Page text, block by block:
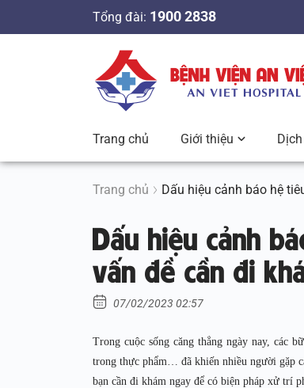
n
Tổng đài: 1900 2838
Trang chủ Giới thiệu
Trang chủ Dấu hiệu cảnh báo hệ
Dấu hiệu cảnh
vấn đề cần đi
07/02/2023 02:57
Trong cuộc sống căng thẳng ngày nay, các
trong thực phẩm… đã khiến nhiều người gặp
bạn cần đi khám ngay để có biện pháp xử trí